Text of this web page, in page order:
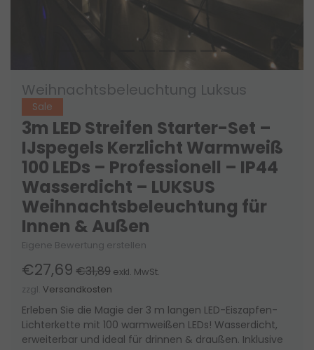
Weihnachtsbeleuchtung Luksus
Sale
3m LED Streifen Starter-Set –
IJspegels Kerzlicht Warmweiß
100 LEDs – Professionell – IP44
Wasserdicht – LUKSUS
Weihnachtsbeleuchtung für
Innen & Außen
Eigene Bewertung erstellen
€27,69 €31,89 exkl. MwSt.
zzgl. Versandkosten
Erleben Sie die Magie der 3 m langen LED-Eiszapfen-
Lichterkette mit 100 warmweißen LEDs! Wasserdicht,
erweiterbar und ideal für drinnen & draußen. Inklusive